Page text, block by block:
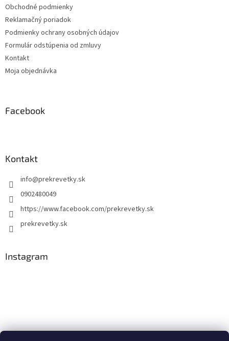
Obchodné podmienky
Reklamačný poriadok
Podmienky ochrany osobných údajov
Formulár odstúpenia od zmluvy
Kontakt
Moja objednávka
Facebook
Kontakt
info@prekrevetky.sk
0902480049
https://www.facebook.com/prekrevetky.sk
prekrevetky.sk
Instagram